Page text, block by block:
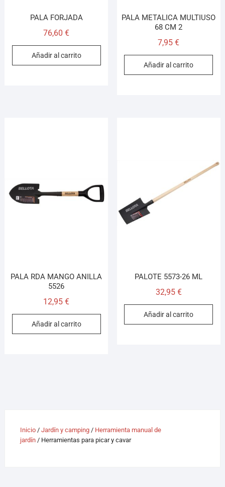
PALA FORJADA
76,60€
Añadir al carrito
PALA METALICA MULTIUSO
68 CM 2
7,95€
Añadir al carrito
PALA RDA MANGO ANILLA
5526
12,95€
Añadir al carrito
PALOTE 5573-26 ML
32,95 €
Añadir al carrito
Inicio/ Jardín y camping/ Herramienta manual de
jardín/ Herramientas para picar y cavar